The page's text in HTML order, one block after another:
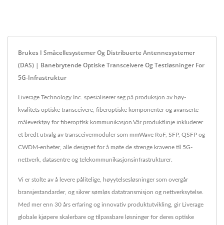
Brukes I Småcellesystemer Og Distribuerte Antennesystemer
(DAS) | Banebrytende Optiske Transceivere Og Testløsninger For
5G-Infrastruktur
Liverage Technology Inc. spesialiserer seg på produksjon av høy-
kvalitets optiske transceivere, fiberoptiske komponenter og avanserte
måleverktøy for fiberoptisk kommunikasjon.Vår produktlinje inkluderer
et bredt utvalg av transceivermoduler som mmWave RoF, SFP, QSFP og
CWDM-enheter, alle designet for å møte de strenge kravene til 5G-
nettverk, datasentre og telekommunikasjonsinfrastrukturer.
Vi er stolte av å levere pålitelige, høyytelsesløsninger som overgår
bransjestandarder, og sikrer sømløs datatransmisjon og nettverksytelse.
Med mer enn 30 års erfaring og innovativ produktutvikling, gir Liverage
globale kjøpere skalerbare og tilpassbare løsninger for deres optiske